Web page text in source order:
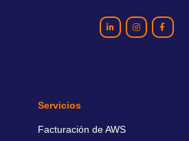
Servicios
Facturación de AWS